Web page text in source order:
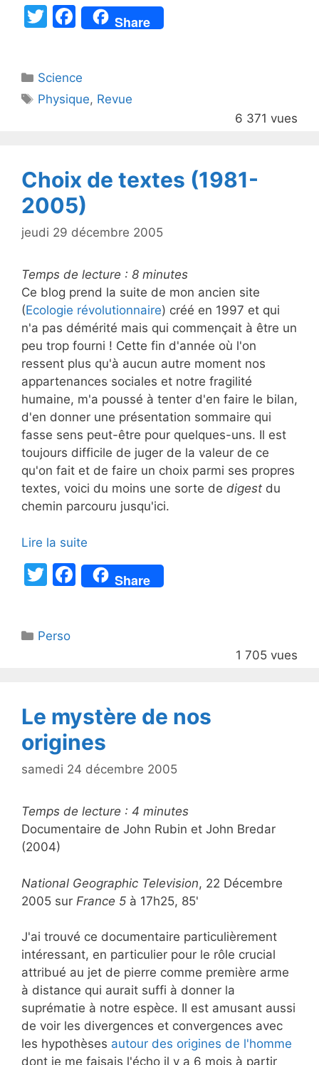
T
er
F
a
e
b
k
Share
Catégories
Science
Étiquettes
Physique, Revue
6 371 vues
Choix de textes (1981-
2005)
jeudi 29 décembre 2005
Temps de lecture : 8 minutes
Ce blog prend la suite de mon ancien site
(Ecologie révolutionnaire) créé en 1997 et qui
n'a pas démérité mais qui commençait à être un
peu trop fourni ! Cette fin d'année où l'on
ressent plus qu'à aucun autre moment nos
appartenances sociales et notre fragilité
humaine, m'a poussé à tenter d'en faire le bilan,
d'en donner une présentation sommaire qui
fasse sens peut-être pour quelques-uns. Il est
toujours difficile de juger de la valeur de ce
qu'on fait et de faire un choix parmi ses propres
textes, voici du moins une sorte de digest du
chemin parcouru jusqu'ici.
Lire la suite
T
er
F
a
o
k
Share
Catégories
Perso
1 705 vues
Le mystère de nos
origines
samedi 24 décembre 2005
Temps de lecture : 4 minutes
Documentaire de John Rubin et John Bredar
(2004)
National Geographic Television, 22 Décembre
2005 sur France 5 à 17h25, 85'
J'ai trouvé ce documentaire particulièrement
intéressant, en particulier pour le rôle crucial
attribué au jet de pierre comme première arme
à distance qui aurait suffi à donner la
suprématie à notre espèce. Il est amusant aussi
de voir les divergences et convergences avec
les hypothèses autour des origines de l'homme
dont je me faisais l'écho il y a 6 mois à partir